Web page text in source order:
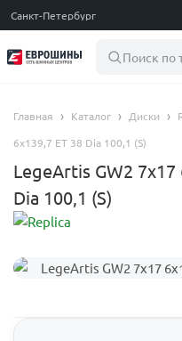
Санкт-Петербург
Поиск по
Главная Каталог Диски
6x139,7 ET 38 Dia 100,1 (S)
LegeArtis GW2 7x17
Dia 100,1 (S)